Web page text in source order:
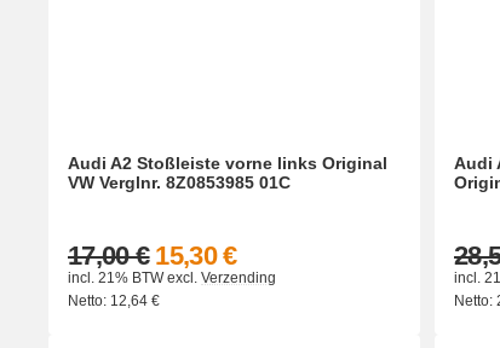
Audi A2 Stoßleiste vorne links Original
VW Verglnr. 8Z0853985 01C
15,30 €
17,00 €
incl. 21% BTWexcl. Verzending
Netto: 12,64 €
Audi
incl.
Netto: